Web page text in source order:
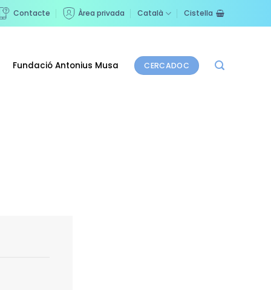
Contacte Àrea privada Català Cistella
Fundació Antonius Musa CERCADOC